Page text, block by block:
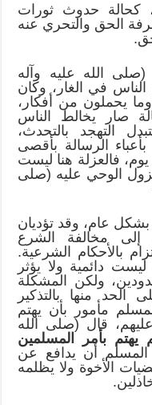
كحالة حدوث ثورات
الحق والتحري عنه
الله عليه وآله
في الغار، وكان
يحملون من أفكار،
صار يخالط الناس
التهجد بالتحدث،
الرسالة بأقصى
فالعزلة هنا ليست
نزول الوحي عليه (صلى
بشكل عام، وقد تؤديان
إلى مخالفة الشرع
بالأحكام الشرعية.
دائمية ولا يؤثر
ولكن المشكلة
منها بالتذكير
مأمور بأن يهتم
قال (صلى الله
بأمر المسلمين
أن يدافع عن
الأخوة ولا يظلمه